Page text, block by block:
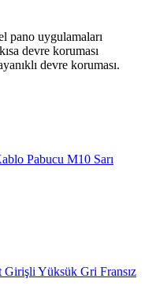
pano uygulamaları
devre koruması
devre koruması.
Pabucu M10 Sarı
Yüksük Gri Fransız